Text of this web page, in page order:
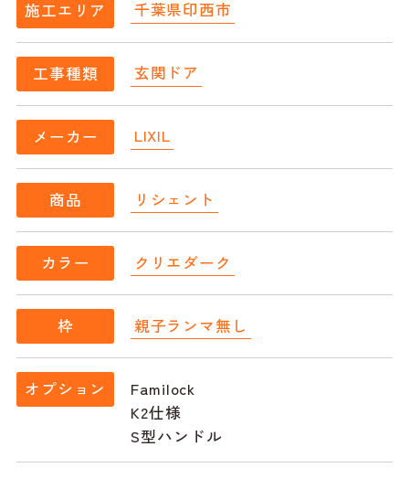
施工エリア 千葉県印西市
工事種類 玄関ドア
メーカー LIXIL
商品 リシェント
カラー クリエダーク
枠 親子ランマ無し
オプション
Familock
K2仕様
S型ハンドル